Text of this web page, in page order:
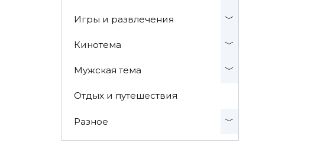
Игры и развлечения
Кинотема
Мужская тема
Отдых и путешествия
Разное